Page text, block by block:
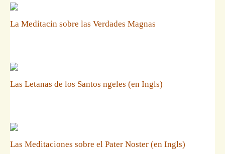
La Meditacin sobre las Verdades Magnas
Las Letanas de los Santos ngeles (en Ingls)
Las Meditaciones sobre el Pater Noster (en Ingls)